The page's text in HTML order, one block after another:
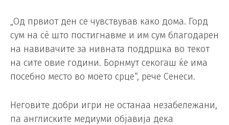
„Од првиот ден се чувствував како дома. Горд
сум на сè што постигнавме и им сум благодарен
на навивачите за нивната поддршка во текот
на сите овие години. Борнмут секогаш ќе има
посебно место во моето срце“, рече Сенеси.
Неговите добри игри не останаа незабележани,
па англиските медиуми објавија дека